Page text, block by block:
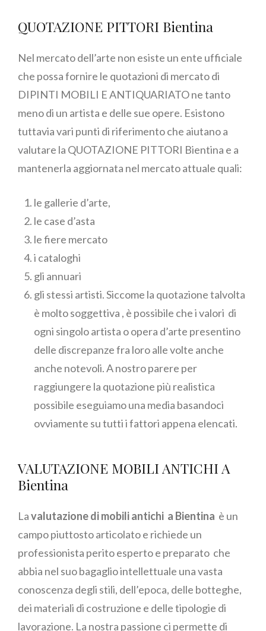
QUOTAZIONE PITTORI Bientina
Nel mercato dell’arte non esiste un ente ufficiale
che possa fornire le quotazioni di mercato di
DIPINTI MOBILI E ANTIQUARIATO ne tanto
meno di un artista e delle sue opere. Esistono
tuttavia vari punti di riferimento che aiutano a
valutare la QUOTAZIONE PITTORI Bientina e a
mantenerla aggiornata nel mercato attuale quali:
le gallerie d’arte,
le case d’asta
le fiere mercato
i cataloghi
gli annuari
gli stessi artisti. Siccome la quotazione talvolta
è molto soggettiva , è possibile che i valori di
ogni singolo artista o opera d’arte presentino
delle discrepanze fra loro alle volte anche
anche notevoli. A nostro parere per
raggiungere la quotazione più realistica
possibile eseguiamo una media basandoci
ovviamente su tutti i fattori appena elencati.
VALUTAZIONE MOBILI ANTICHI A
Bientina
Lavalutazione di mobili antichi a Bientina è un
campo piuttosto articolato e richiede un
professionista perito esperto e preparato che
abbia nel suo bagaglio intellettuale una vasta
conoscenza degli stili, dell’epoca, delle botteghe,
dei materiali di costruzione e delle tipologie di
lavorazione. La nostra passione ci permette di